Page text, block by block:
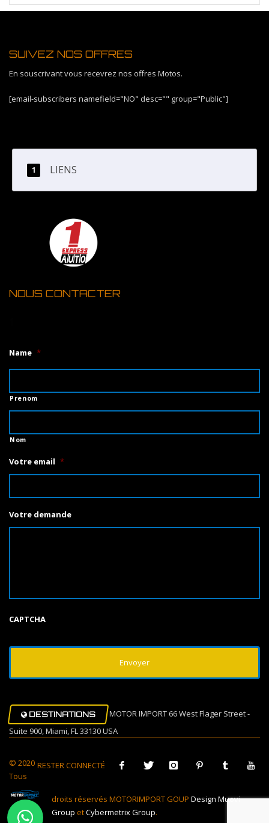
SUIVEZ NOS OFFRES
En souscrivant vous recevrez nos offres Motos.
[email-subscribers namefield="NO" desc="" group="Public"]
LIENS
NOUS CONTACTER
Name *
Prenom
Nom
Votre email *
Votre demande
CAPTCHA
DESTINATIONS
MOTOR IMPORT 66 West Flager Street -
Suite 900, Miami, FL 33130 USA
RESTER CONNECTÉ
© 2020
Tous
droits réservés MOTORIMPORT GOUP Design Muovi
Group etCybermetrix Group.